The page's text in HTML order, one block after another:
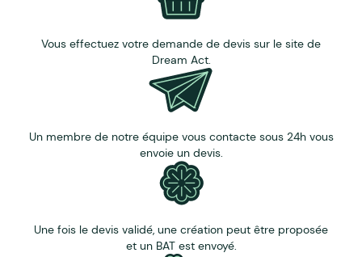
Vous effectuez votre demande de devis sur le site de
Dream Act.
Un membre de notre équipe vous contacte sous 24h vous
envoie un devis.
Une fois le devis validé, une création peut être proposée
et un BAT est envoyé.